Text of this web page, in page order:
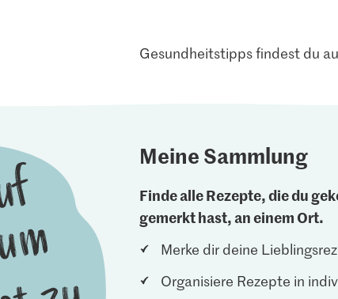
Gesundheitstipps findest du
Meine Sammlung
Finde alle Rezepte, die du
gemerkt hast, an einem Ort.
Merke dir deine
Organisiere Rezepte in